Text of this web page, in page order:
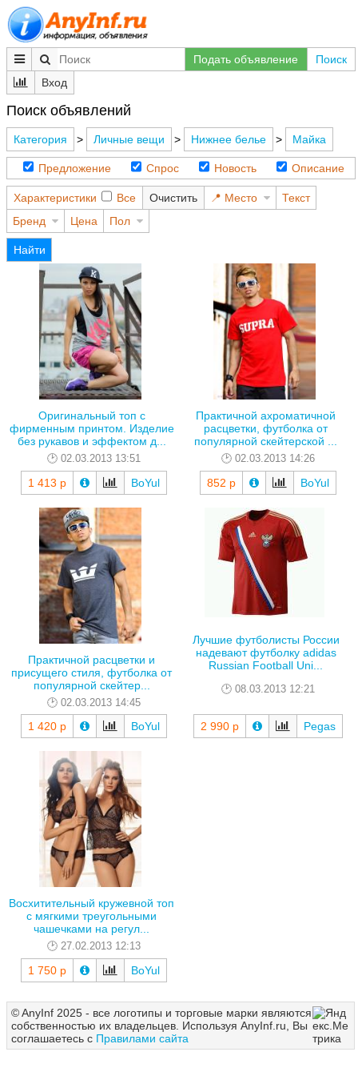
Подать объявление
Поиск
Вход
Поиск объявлений
Категория > Личные вещи > Нижнее белье > Майка
Предложение Спрос Новость Описание
Характеристики Все Очистить Место
Текст
Бренд
Цена Пол
Найти
Оригинальный топ с
фирменным принтом. Изделие
без рукавов и эффектом д...
02.03.2013 13:51
1 413 р BoYul
Практичной ахроматичной
расцветки, футболка от
популярной скейтерской ...
02.03.2013 14:26
852 р BoYul
Практичной расцветки и
присущего стиля, футболка от
популярной скейтер...
02.03.2013 14:45
1 420 р BoYul
Лучшие футболисты России
надевают футболку adidas
Russian Football Uni...
08.03.2013 12:21
2 990 р Pegas
Восхитительный кружевной топ
с мягкими треугольными
чашечками на регул...
27.02.2013 12:13
1 750 р BoYul
© AnyInf 2025 - все логотипы и торговые марки являются
собственностью их владельцев. Используя AnyInf.ru, Вы
соглашаетесь с Правилами сайта